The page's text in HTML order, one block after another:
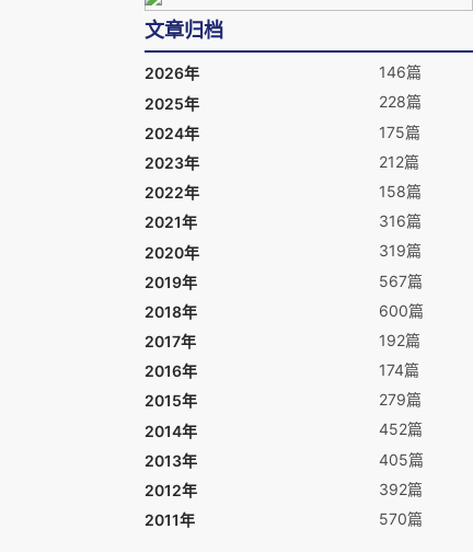
文章归档
2026年
146篇
2025年
228篇
2024年
175篇
2023年
212篇
2022年
158篇
2021年
316篇
2020年
319篇
2019年
567篇
2018年
600篇
2017年
192篇
2016年
174篇
2015年
279篇
2014年
452篇
2013年
405篇
2012年
392篇
2011年
570篇